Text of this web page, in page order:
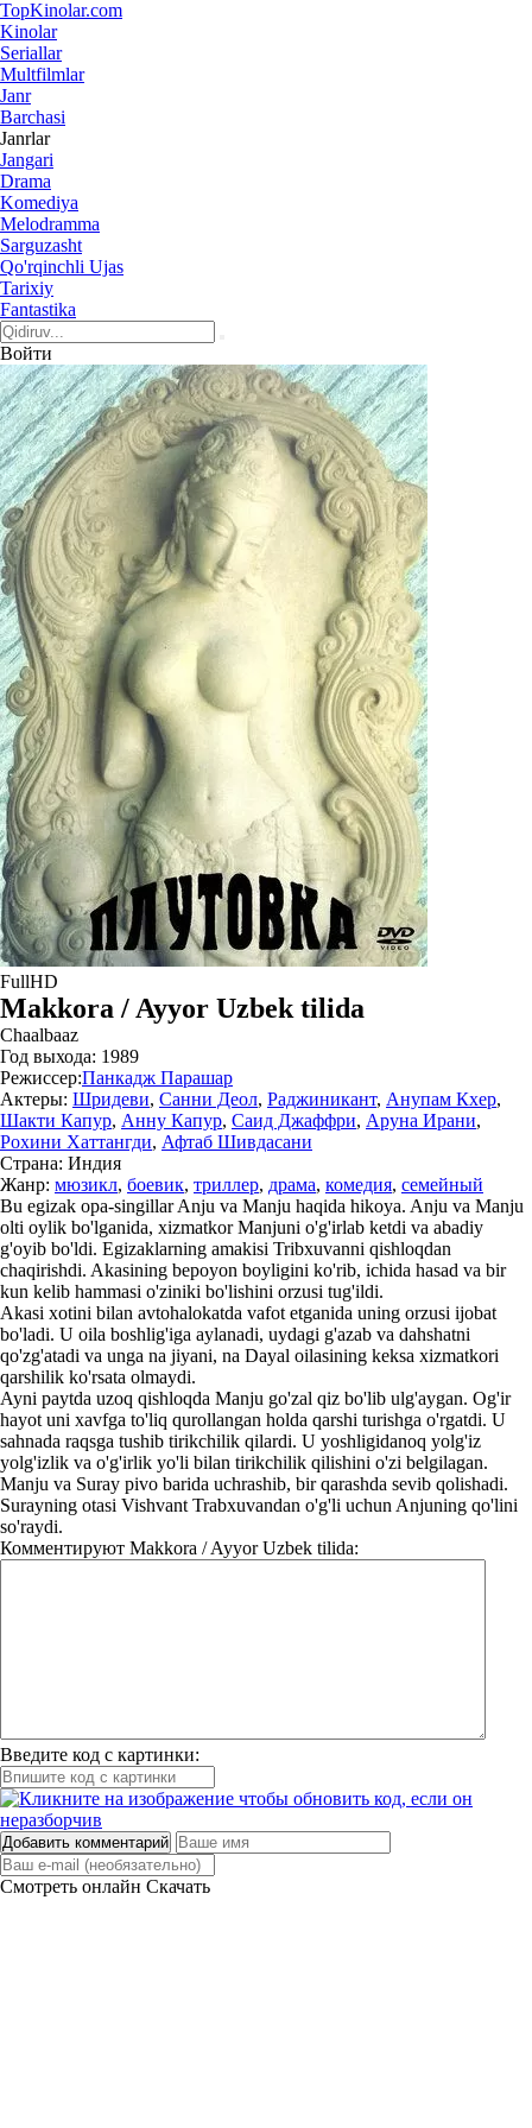
TopKinolar.com
Kinolar
Seriallar
Multfilmlar
Janr
Barchasi
Janrlar
Jangari
Drama
Komediya
Melodramma
Sarguzasht
Qo'rqinchli Ujas
Tarixiy
Fantastika
Войти
FullHD
Makkora / Ayyor Uzbek tilida
Chaalbaaz
Год выхода: 1989
Режиссер:Панкадж Парашар
Актеры: Шридеви, Санни Деол, Раджиникант, Анупам Кхер,
Шакти Капур, Анну Капур, Саид Джаффри, Аруна Ирани,
Рохини Хаттангди, Афтаб Шивдасани
Страна: Индия
Жанр: мюзикл, боевик, триллер, драма, комедия, семейный
Bu egizak opa-singillar Anju va Manju haqida hikoya. Anju va Manju
olti oylik bo'lganida, xizmatkor Manjuni o'g'irlab ketdi va abadiy
g'oyib bo'ldi. Egizaklarning amakisi Tribxuvanni qishloqdan
chaqirishdi. Akasining bepoyon boyligini ko'rib, ichida hasad va bir
kun kelib hammasi o'ziniki bo'lishini orzusi tug'ildi.
Akasi xotini bilan avtohalokatda vafot etganida uning orzusi ijobat
bo'ladi. U oila boshlig'iga aylanadi, uydagi g'azab va dahshatni
qo'zg'atadi va unga na jiyani, na Dayal oilasining keksa xizmatkori
qarshilik ko'rsata olmaydi.
Ayni paytda uzoq qishloqda Manju go'zal qiz bo'lib ulg'aygan. Og'ir
hayot uni xavfga to'liq qurollangan holda qarshi turishga o'rgatdi. U
sahnada raqsga tushib tirikchilik qilardi. U yoshligidanoq yolg'iz
yolg'izlik va o'g'irlik yo'li bilan tirikchilik qilishini o'zi belgilagan.
Manju va Suray pivo barida uchrashib, bir qarashda sevib qolishadi.
Surayning otasi Vishvant Trabxuvandan o'g'li uchun Anjuning qo'lini
so'raydi.
Комментируют Makkora / Ayyor Uzbek tilida:
Введите код с картинки:
Добавить комментарий
Смотреть онлайн Скачать